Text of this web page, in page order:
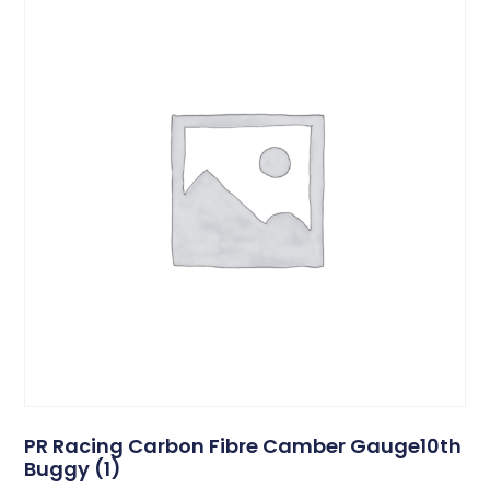
PR Racing Carbon Fibre Camber Gauge10th
Buggy (1)